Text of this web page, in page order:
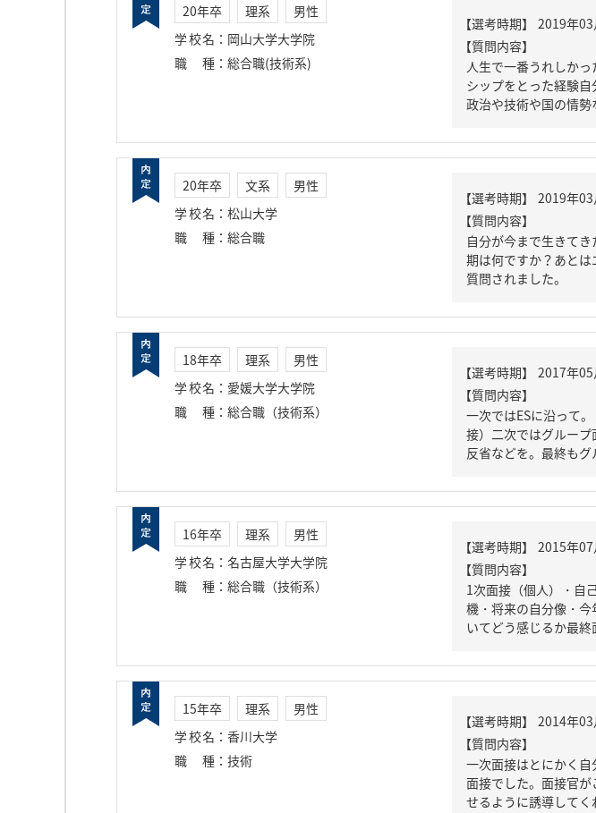
20年卒 理系
男性
学校名 ： 岡山大学大学院
職種 ： 総合職(技術系)
【質問内容】
人生で一番うれしか
シップをとった経験
政治や技術や国の情
20年卒 文系
男性
学校名 ： 松山大学
職種 ： 総合職
【質問内容】
自分が今まで生きて
期は何ですか？あと
質問されました。
18年卒 理系
男性
学校名 ： 愛媛大学大学院
職種 ： 総合職（技術系）
【質問内容】
一次ではESに沿って
接）二次ではグルー
反省などを。最終も
16年卒 理系
男性
学校名 ： 名古屋大学大学院
職種 ： 総合職（技術系）
【質問内容】
1次面接（個人）・自
機・将来の自分像・
いてどう感じるか最
15年卒 理系
男性
学校名 ： 香川大学
職種 ： 技術
【質問内容】
一次面接はとにかく
面接でした。面接官
せるように誘導して